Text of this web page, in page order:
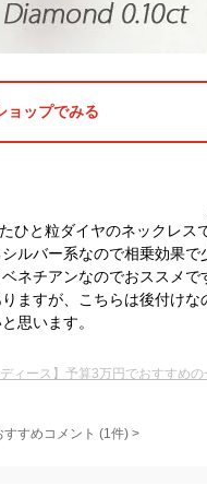
ョップでみる
ひと粒ダイヤのネックレス
ルバー系なので相乗効果で
ネチアンなのでおススメで
ますが、こちらは後付けな
思います。
ディース】予算3万円でおすすめ
すめコメント (1件) >